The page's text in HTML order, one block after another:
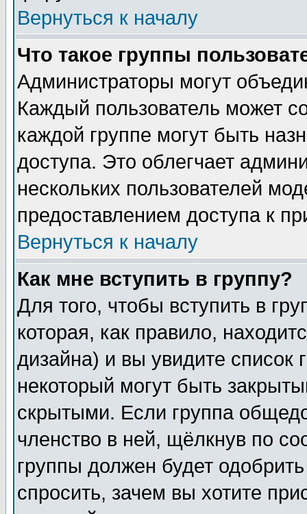
Вернуться к началу
Что такое группы
Администраторы могут
Каждый пользователь может
каждой группе могут быть
доступа. Это облегчает
нескольких пользователей
предоставлением доступа к
Вернуться к началу
Как мне вступить в группу?
Для того, чтобы вступить в
которая, как правило,
дизайна) и вы увидите список
некоторый могут быть
скрытыми. Если группа
членство в ней, щёлкнув по
группы должен будет
спросить, зачем вы хотите